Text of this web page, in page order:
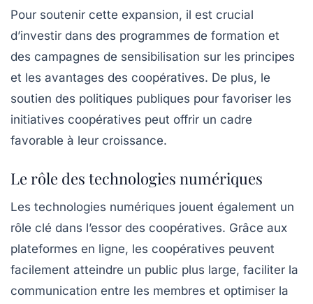
Pour soutenir cette expansion, il est crucial
d’investir dans des programmes de formation et
des campagnes de sensibilisation sur les principes
et les avantages des coopératives. De plus, le
soutien des politiques publiques pour favoriser les
initiatives coopératives peut offrir un cadre
favorable à leur croissance.
Le rôle des technologies numériques
Les technologies numériques jouent également un
rôle clé dans l’essor des coopératives. Grâce aux
plateformes en ligne, les coopératives peuvent
facilement atteindre un public plus large, faciliter la
communication entre les membres et optimiser la